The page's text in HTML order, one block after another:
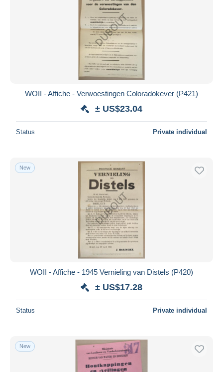
WOII - Affiche - Verwoestingen Coloradokever (P421)
± US$23.04
Status Private individual
New
WOII - Affiche - 1945 Vernieling van Distels (P420)
± US$17.28
Status Private individual
New